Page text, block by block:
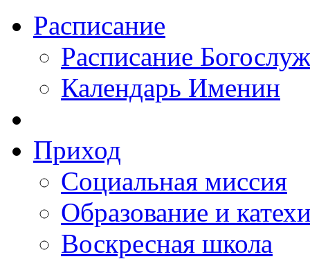
Расписание
Расписание
Календарь Именин
Приход
Социальная миссия
Образование и
Воскресная школа